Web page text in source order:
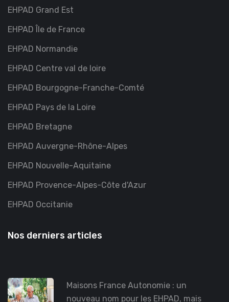
EHPAD Grand Est
EHPAD Île de France
EHPAD Normandie
EHPAD Centre val de loire
EHPAD Bourgogne-Franche-Comté
EHPAD Pays de la Loire
EHPAD Bretagne
EHPAD Auvergne-Rhône-Alpes
EHPAD Nouvelle-Aquitaine
EHPAD Provence-Alpes-Côte d'Azur
EHPAD Occitanie
Nos derniers articles
Maisons France Autonomie : un
nouveau nom pour les EHPAD, mais